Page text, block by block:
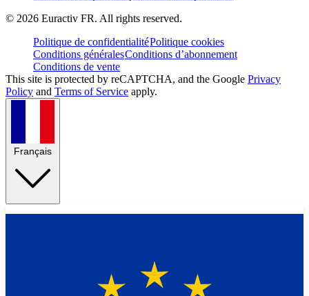
© 2026 Euractiv FR. All rights reserved.
Politique de confidentialitéPolitique cookies
Conditions généralesConditions d’abonnement
Conditions de vente
This site is protected by reCAPTCHA, and the Google Privacy
Policy and Terms of Service apply.
Français